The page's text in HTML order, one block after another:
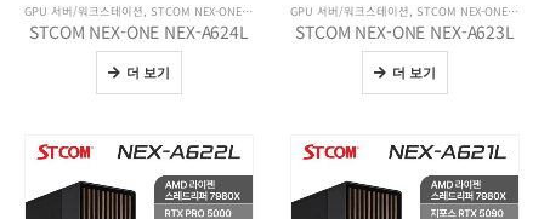
GPU 서버/워크스테이션, STCOM NEX-ONE 워크스테이션 ,기업용 제품,전체 제품보기
STCOM NEX-ONE NEX-A624L
더 보기
GPU 서버/워크스테이션, STCOM NEX-ONE 워크스테이션
STCOM NEX-ONE NEX-A623L
더 보기